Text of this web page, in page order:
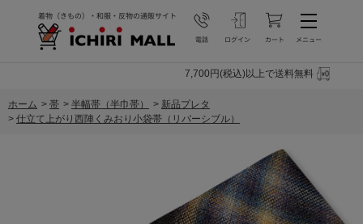
7,700円(税込)以上で送料無料
ホーム > 帯 > 半幅帯（半巾帯） > 新品プレタ
> 仕立て上がり西陣くみおり小袋帯（リバーシブル）